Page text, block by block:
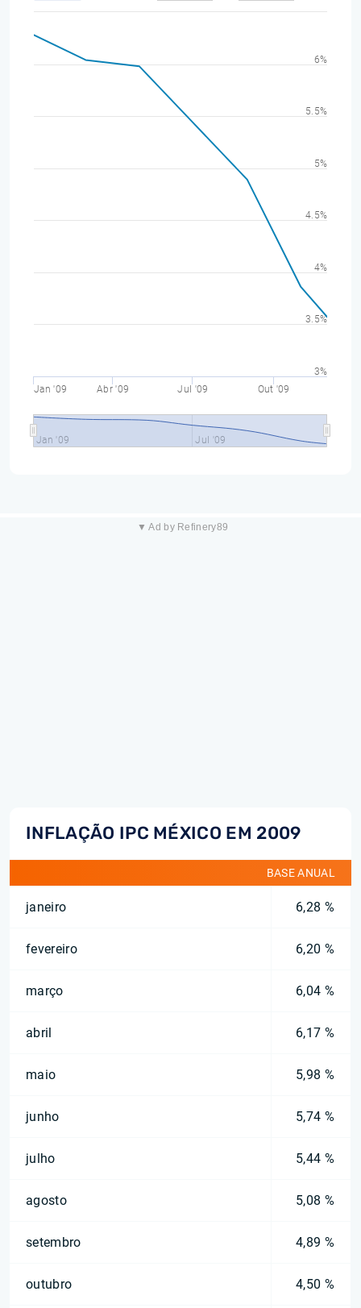
Jan '09 Abr '09 Jul '09 Out '09
Jan '09 Jul '09
3%
3.5%
4%
4.5%
5%
5.5%
6%
▼ Ad by Refinery89
INFLAÇÃO IPC MÉXICO EM 2009
BASE ANUAL
janeiro 6,28 %
fevereiro 6,20 %
março 6,04 %
abril 6,17 %
maio 5,98 %
junho 5,74 %
julho 5,44 %
agosto 5,08 %
setembro 4,89 %
outubro 4,50 %